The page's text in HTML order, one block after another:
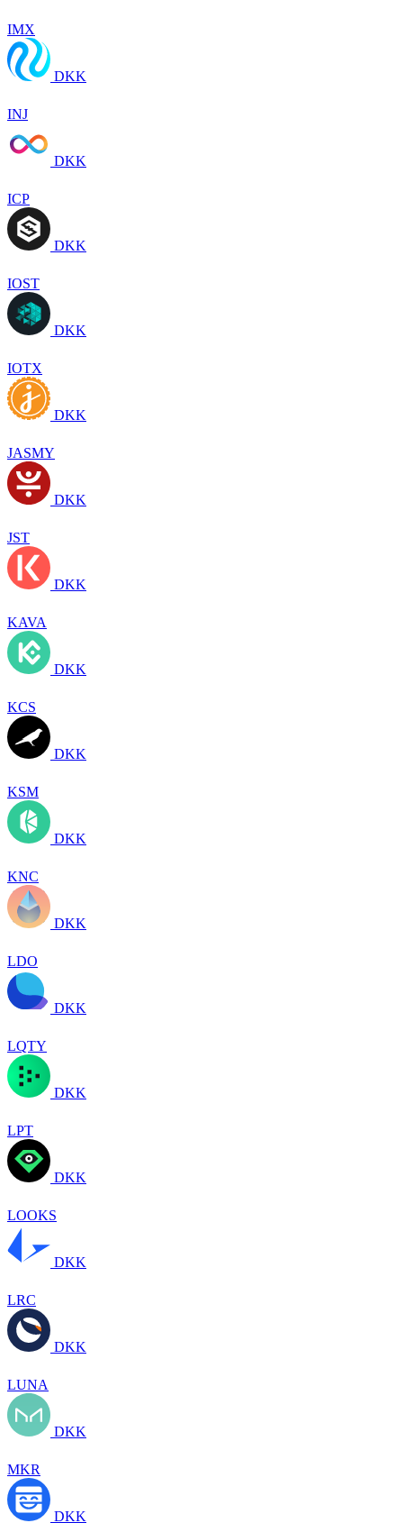
IMX
DKK
INJ
DKK
ICP
DKK
IOST
DKK
IOTX
DKK
JASMY
DKK
JST
DKK
KAVA
DKK
KCS
DKK
KSM
DKK
KNC
DKK
LDO
DKK
LQTY
DKK
LPT
DKK
LOOKS
DKK
LRC
DKK
LUNA
DKK
MKR
DKK